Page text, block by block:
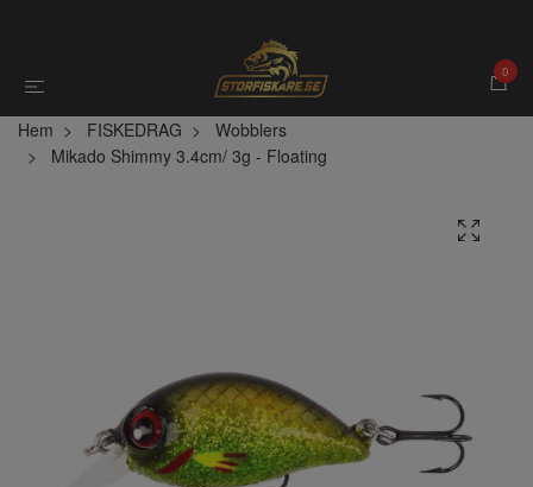
0
Hem FISKEDRAG
Wobblers
Mikado Shimmy 3.4cm/ 3g - Floating